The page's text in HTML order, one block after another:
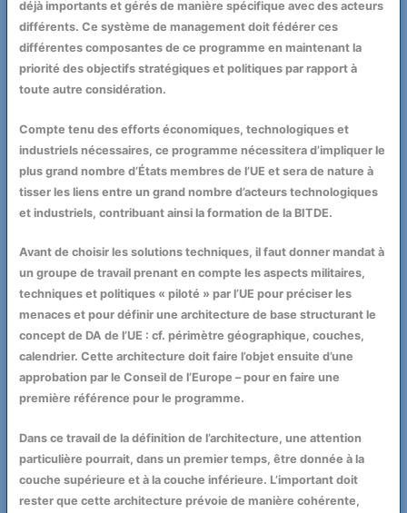
déjà importants et gérés de manière spécifique avec des acteurs
différents. Ce système de management doit fédérer ces
différentes composantes de ce programme en maintenant la
priorité des objectifs stratégiques et politiques par rapport à
toute autre considération.
Compte tenu des efforts économiques, technologiques et
industriels nécessaires, ce programme nécessitera d’impliquer le
plus grand nombre d’États membres de l’UE et sera de nature à
tisser les liens entre un grand nombre d’acteurs technologiques
et industriels, contribuant ainsi la formation de la BITDE.
Avant de choisir les solutions techniques, il faut donner mandat à
un groupe de travail prenant en compte les aspects militaires,
techniques et politiques « piloté » par l’UE pour préciser les
menaces et pour définir une architecture de base structurant le
concept de DA de l’UE : cf. périmètre géographique, couches,
calendrier. Cette architecture doit faire l’objet ensuite d’une
approbation par le Conseil de l’Europe – pour en faire une
première référence pour le programme.
Dans ce travail de la définition de l’architecture, une attention
particulière pourrait, dans un premier temps, être donnée à la
couche supérieure et à la couche inférieure. L’important doit
rester que cette architecture prévoie de manière cohérente,